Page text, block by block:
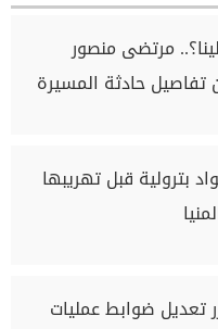
مرتضى منصور
حادثة المسيرة
مواد بترولية قبل تهريبها
تعديل ضوابط عمليات